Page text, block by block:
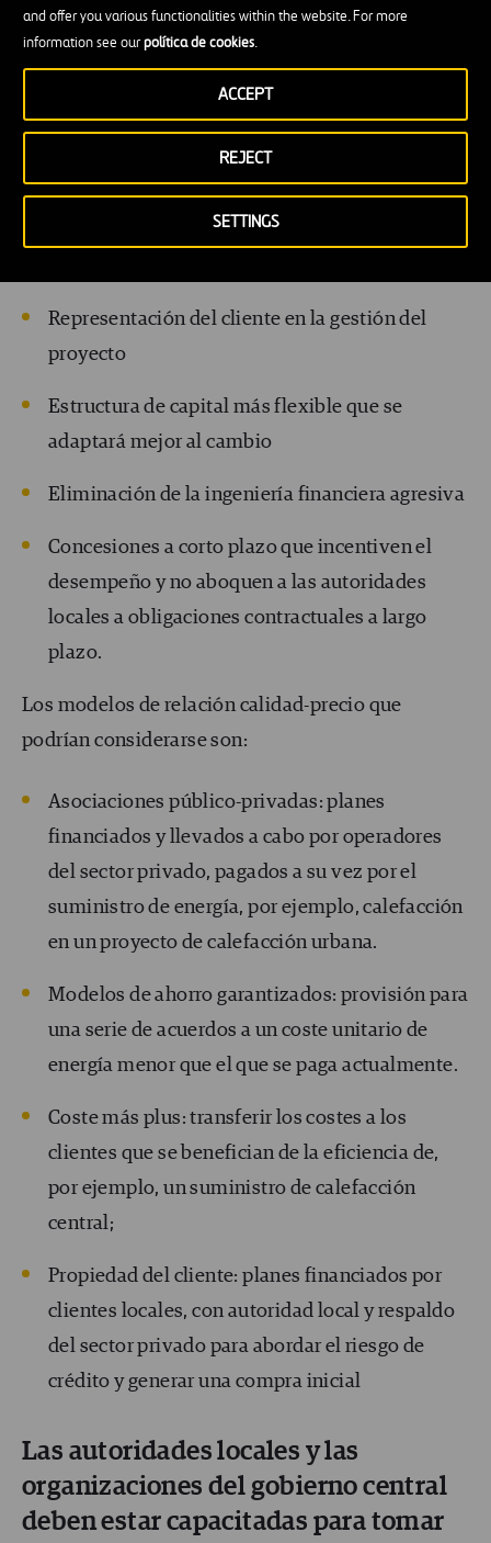
and offer you various functionalities within the website. For more
information see ourpolítica de cookies.
SETTINGS
REJECT
ACCEPT
pueden incluir elementos no comunes en las
asociaciones público-privadas, como:
Un retorno base más bajo, con un mayor
rendimiento basado ​​en resultados, como el
Representación del cliente en la gestión del
proyecto
Estructura de capital más flexible que se
adaptará mejor al cambio
Eliminación de la ingeniería financiera agresiva
Concesiones a corto plazo que incentiven el
desempeño y no aboquen a las autoridades
locales a obligaciones contractuales a largo
plazo.
Los modelos de relación calidad-precio que
podrían considerarse son:
Asociaciones público-privadas: planes
financiados y llevados a cabo por operadores
del sector privado, pagados a su vez por el
suministro de energía, por ejemplo, calefacción
en un proyecto de calefacción urbana.
Modelos de ahorro garantizados: provisión para
una serie de acuerdos a un coste unitario de
energía menor que el que se paga actualmente.
Coste más plus: transferir los costes a los
clientes que se benefician de la eficiencia de,
por ejemplo, un suministro de calefacción
central;
Propiedad del cliente: planes financiados por
clientes locales, con autoridad local y respaldo
del sector privado para abordar el riesgo de
crédito y generar una compra inicial
Las autoridades locales y las
organizaciones del gobierno central
deben estar capacitadas para tomar